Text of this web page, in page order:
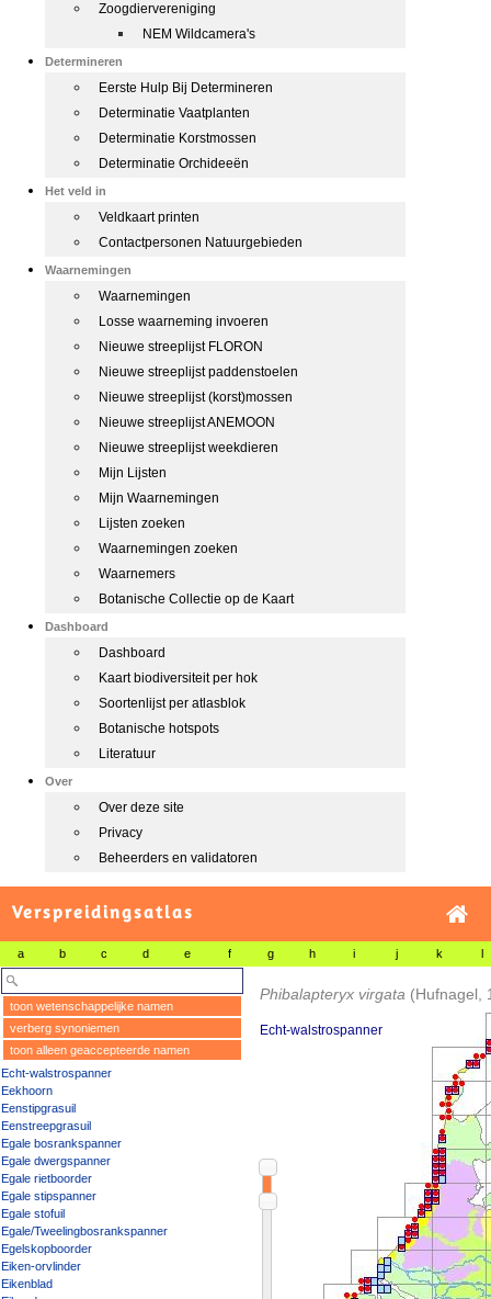
Zoogdiervereniging
NEM Wildcamera's
Determineren
Eerste Hulp Bij Determineren
Determinatie Vaatplanten
Determinatie Korstmossen
Determinatie Orchideeën
Het veld in
Veldkaart printen
Contactpersonen Natuurgebieden
Waarnemingen
Waarnemingen
Losse waarneming invoeren
Nieuwe streeplijst FLORON
Nieuwe streeplijst paddenstoelen
Nieuwe streeplijst (korst)mossen
Nieuwe streeplijst ANEMOON
Nieuwe streeplijst weekdieren
Mijn Lijsten
Mijn Waarnemingen
Lijsten zoeken
Waarnemingen zoeken
Waarnemers
Botanische Collectie op de Kaart
Dashboard
Dashboard
Kaart biodiversiteit per hok
Soortenlijst per atlasblok
Botanische hotspots
Literatuur
Over
Over deze site
Privacy
Beheerders en validatoren
Verspreidingsatlas
a b c d e f g h i j k l
toon wetenschappelijke namen
verberg synoniemen
toon alleen geaccepteerde namen
Echt-walstrospanner
Eekhoorn
Eenstipgrasuil
Eenstreepgrasuil
Egale bosrankspanner
Egale dwergspanner
Egale rietboorder
Egale stipspanner
Egale stofuil
Egale/Tweelingbosrankspanner
Egelskopboorder
Eiken-orvlinder
Eikenblad
Phibalapteryx virgata (Hufnagel,
Echt-walstrospanner